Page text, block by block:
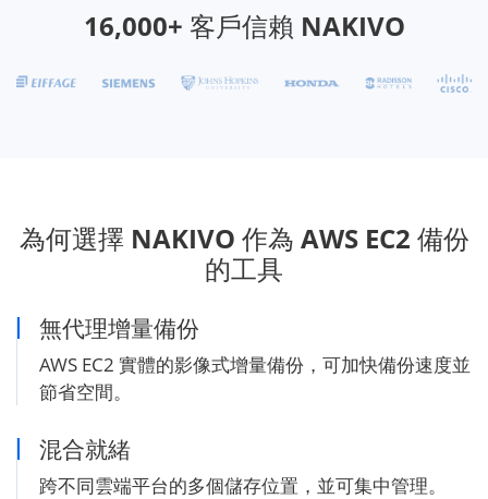
16,000+ 客戶信賴 NAKIVO
為何選擇 NAKIVO 作為 AWS EC2 備份
的工具
無代理增量備份
AWS EC2 實體的影像式增量備份，可加快備份速度並
節省空間。
混合就緒
跨不同雲端平台的多個儲存位置，並可集中管理。